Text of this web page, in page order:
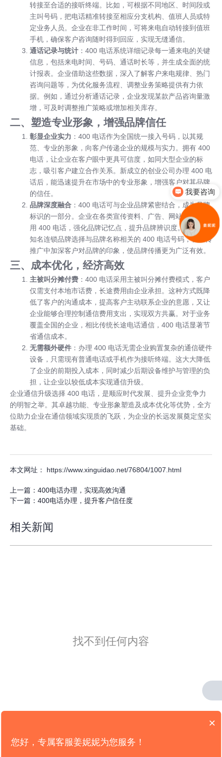
转接至合适的接听终端。比如，可根据不同地区、时间段或
主叫号码，把电话精准转接至相应分支机构、值班人员或特
定业务人员。企业在非工作时间，可将来电自动转接到值班
手机，确保客户咨询随时得到回应，实现无缝通信。
通话记录与统计 ：400 电话系统详细记录每一通来电的关键
信息，包括来电时间、号码、通话时长等，并生成全面的统
计报表。企业借助这些数据，深入了解客户来电规律、热门
咨询问题等，为优化服务流程、调整业务策略提供有力依
据。例如，通过分析通话记录，企业发现某款产品咨询量激
增，可及时调整推广策略或增加相关库存。
二、塑造专业形象，增强品牌信任
彰显企业实力 ：400 电话作为全国统一接入号码，以其规
范、专业的形象，向客户传递企业的规模与实力。拥有 400
电话，让企业在客户眼中更具可信度，如同大型企业的标
志，吸引客户建立合作关系。新成立的创业公司办理 400 电
话后，能迅速提升在市场中的专业形象，增强客户对其品牌
的信任。
品牌深度融合 ：400 电话可与企业品牌紧密结合，成为品牌
标识的一部分。企业在各类宣传资料、广告、网站上统一使
用 400 电话，强化品牌记忆点，提升品牌辨识度。例如，某
知名连锁品牌选择与品牌名称相关的 400 电话号码，在宣传
推广中加深客户对品牌的印象，使品牌传播更为广泛有效。
三、成本优化，经济高效
主被叫分摊付费 ：400 电话采用主被叫分摊付费模式，客户
仅需支付本地市话费，长途费用由企业承担。这种方式既降
低了客户的沟通成本，提高客户主动联系企业的意愿，又让
企业能够合理控制通信费用支出，实现双方共赢。对于业务
覆盖全国的企业，相比传统长途电话通信，400 电话显著节
省通信成本。
无需额外硬件 ：办理 400 电话无需企业购置复杂的通信硬件
设备，只需现有普通电话或手机作为接听终端。这大大降低
了企业的前期投入成本，同时减少后期设备维护与管理的负
担，让企业以较低成本实现通信升级。
企业通信升级选择 400 电话，是顺应时代发展、提升企业竞争力
的明智之举。其卓越功能、专业形象塑造及成本优化等优势，全方
位助力企业在通信领域实现质的飞跃，为企业的长远发展奠定坚实
基础。
本文网址： https://www.xinguidao.net/76804/1007.html
上一篇： 400电话办理，实现高效沟通
下一篇： 400电话办理，提升客户信任度
相关新闻
找不到任何内容
版权所有：山东新轨道信息科技限公司
我要咨询
×
您好，专属客服姜妮妮为您服务！